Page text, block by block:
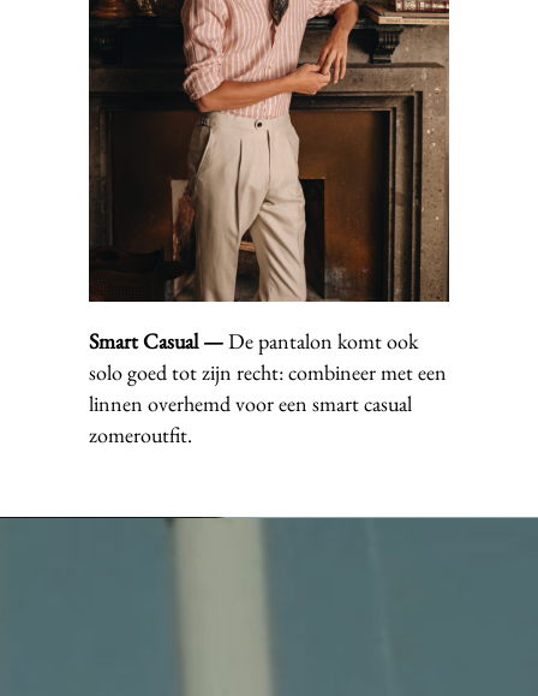
Smart Casual —De pantalon komt ook
solo goed tot zijn recht: combineer met een
linnen overhemd voor een smart casual
zomeroutfit.